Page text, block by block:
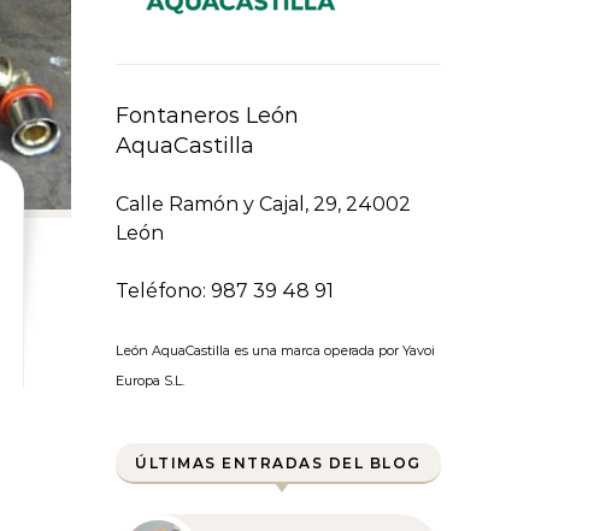
Fontaneros León
AquaCastilla
Calle Ramón y Cajal, 29, 24002
León
Teléfono: 987 39 48 91
León AquaCastilla es una marca operada por Yavoi
Europa S.L.
ÚLTIMAS ENTRADAS DEL BLOG